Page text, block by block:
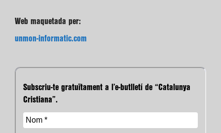
Web maquetada per:
unmon-informatic.com
Subscriu-te gratuïtament a l’e-butlletí de “Catalunya
Cristiana”.